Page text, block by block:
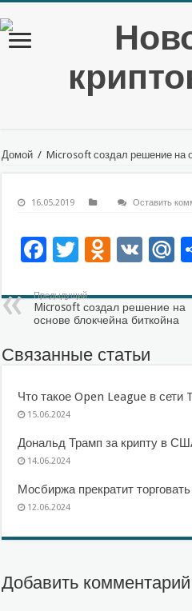
Домой / Microsoft создал решение на
16.05.2019 Оставить
Facebook
Twitter
VK
Предыдущий
Microsoft создал решение на
основе блокчейна биткойна
Связанные статьи
Что такое Open League в сети
15.06.2024
Дональд Трамп за крипту в
14.06.2024
Мосбиржа прекратит
12.06.2024
Добавить комментарий